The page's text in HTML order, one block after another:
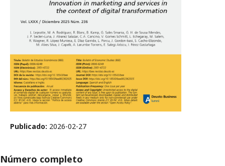
Publicado: 2026-02-27
Número completo